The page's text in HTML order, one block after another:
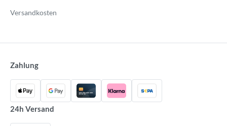
Versandkosten
Zahlung
24h Versand